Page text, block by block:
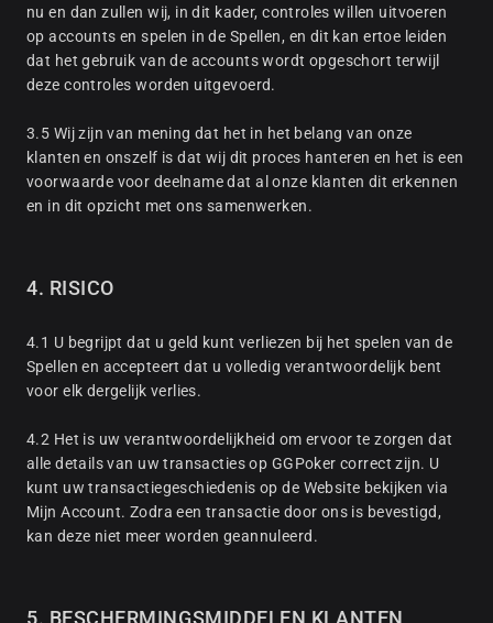
nu en dan zullen wij, in dit kader, controles willen uitvoeren
op accounts en spelen in de Spellen, en dit kan ertoe leiden
dat het gebruik van de accounts wordt opgeschort terwijl
deze controles worden uitgevoerd.
3.5 Wij zijn van mening dat het in het belang van onze
klanten en onszelf is dat wij dit proces hanteren en het is een
voorwaarde voor deelname dat al onze klanten dit erkennen
en in dit opzicht met ons samenwerken.
4. RISICO
4.1 U begrijpt dat u geld kunt verliezen bij het spelen van de
Spellen en accepteert dat u volledig verantwoordelijk bent
voor elk dergelijk verlies.
4.2 Het is uw verantwoordelijkheid om ervoor te zorgen dat
alle details van uw transacties op GGPoker correct zijn. U
kunt uw transactiegeschiedenis op de Website bekijken via
Mijn Account. Zodra een transactie door ons is bevestigd,
kan deze niet meer worden geannuleerd.
5. BESCHERMINGSMIDDELEN KLANTEN